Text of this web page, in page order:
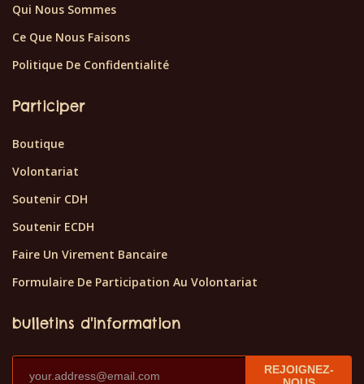
Qui Nous Sommes
Ce Que Nous Faisons
Politique De Confidentialité
Participer
Boutique
Volontariat
Soutenir CDH
Soutenir ECDH
Faire Un Virement Bancaire
Formulaire De Participation Au Volontariat
bulletins d'information
REJOIGNEZ-